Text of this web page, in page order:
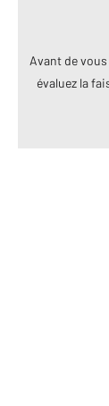
Avant de
évaluez la